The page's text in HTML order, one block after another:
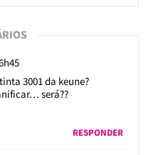
3001 da keune?
será??
RESPONDER